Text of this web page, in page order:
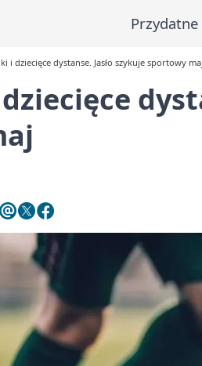
Przydatne
i dziecięce dystanse. Jasło szykuje sportowy maj